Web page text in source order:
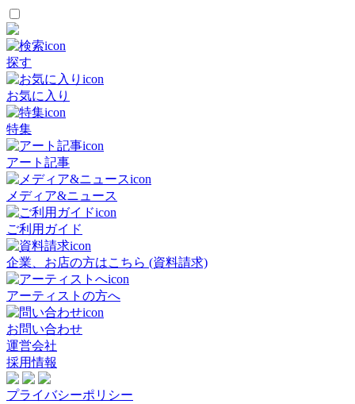
探す
お気に入り
特集
アート記事
メディア&ニュース
ご利用ガイド
企業、お店の方はこちら (資料請求)
アーティストの方へ
お問い合わせ
運営会社
採用情報
プライバシーポリシー